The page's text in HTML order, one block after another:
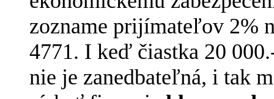
zozname prijímateľov 2%
4771. I keď čiastka 20
nie je zanedbateľná, i tak